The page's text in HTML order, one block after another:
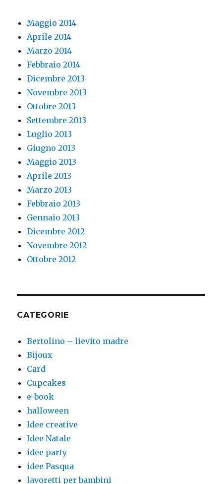
Maggio 2014
Aprile 2014
Marzo 2014
Febbraio 2014
Dicembre 2013
Novembre 2013
Ottobre 2013
Settembre 2013
Luglio 2013
Giugno 2013
Maggio 2013
Aprile 2013
Marzo 2013
Febbraio 2013
Gennaio 2013
Dicembre 2012
Novembre 2012
Ottobre 2012
CATEGORIE
Bertolino – lievito madre
Bijoux
Card
Cupcakes
e-book
halloween
Idee creative
Idee Natale
idee party
idee Pasqua
lavoretti per bambini